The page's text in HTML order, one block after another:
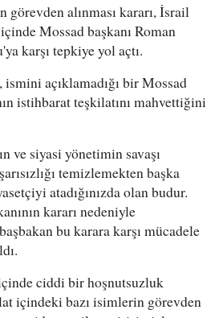
alınması kararı, İsrail
Mossad başkanı Roman
karşı tepkiye yol açtı.
açıklamadığı bir Mossad
istihbarat teşkilatını mahvettiğini
ve siyasi yönetimin savaşı
temizlemekten başka
atadığınızda olan budur.
kararı nedeniyle
bu karara karşı mücadele
ciddi bir hoşnutsuzluk
içindeki bazı isimlerin görevden